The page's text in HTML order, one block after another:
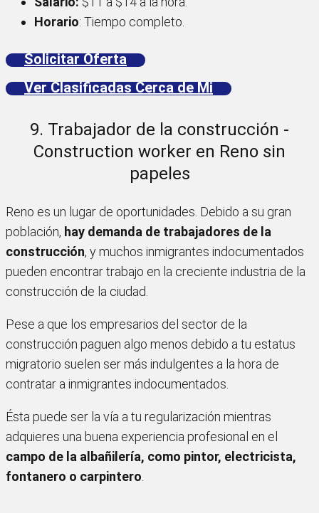
Horario: Tiempo completo.
Solicitar Oferta
Ver Clasificadas Cerca de Mi
9. Trabajador de la construcción -
Construction worker en Reno sin
papeles
Reno es un lugar de oportunidades. Debido a su gran
población, hay demanda de trabajadores de la
construcción, y muchos inmigrantes indocumentados
pueden encontrar trabajo en la creciente industria de la
construcción de la ciudad.
Pese a que los empresarios del sector de la
construcción paguen algo menos debido a tu estatus
migratorio suelen ser más indulgentes a la hora de
contratar a inmigrantes indocumentados.
Ésta puede ser la vía a tu regularización mientras
adquieres una buena experiencia profesional en el
campo de la albañilería, como pintor, electricista,
fontanero o carpintero.